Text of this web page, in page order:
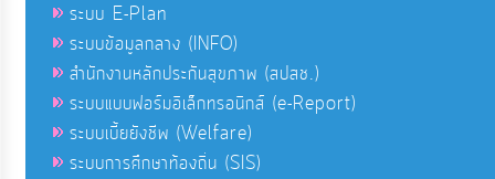
ระบบ E-Plan
ระบบข้อมูลกลาง (INFO)
สำนักงานหลักประกันสุขภาพ (สปสช.)
ระบบแบบฟอร์มอิเล็กทรอนิกส์ (e-Report)
ระบบเบี้ยยังชีพ (Welfare)
ระบบการศึกษาท้องถิ่น (SIS)